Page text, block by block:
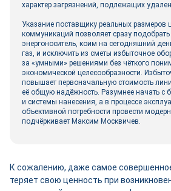
характер загрязнений, подлежащих
Указание поставщику реальных размеров
коммуникаций позволяет сразу
энергоноситель, коим на сегодняшний
газ, и исключить из сметы избыточное
за «умными» решениями без чёткого
экономической целесообразности.
повышает первоначальную стоимость
её общую надёжность. Разумнее начать с
и системы нанесения, а в процессе
объективной потребности провести
подчёркивает Максим Москвичев.
К сожалению, даже самое
теряет свою ценность при